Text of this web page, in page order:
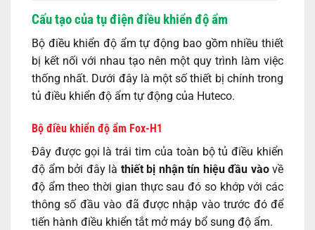
Cấu tạo của tụ điện điều khiển độ ẩm
Bộ điều khiển độ ẩm tự động bao gồm nhiều thiết
bị kết nối với nhau tạo nên một quy trình làm việc
thống nhất. Dưới đây là một số thiết bị chính trong
tủ điều khiển độ ẩm tự động của Huteco.
Bộ điều khiển độ ẩm Fox-H1
Đây được gọi là trái tim của toàn bộ tủ điều khiển
độ ẩm bởi đây là thiết bị nhận tín hiệu đầu vàovề
độ ẩm theo thời gian thực sau đó so khớp với các
thông số đầu vào đã được nhập vào trước đó để
tiến hành điều khiển tắt mở máy bổ sung độ ẩm.